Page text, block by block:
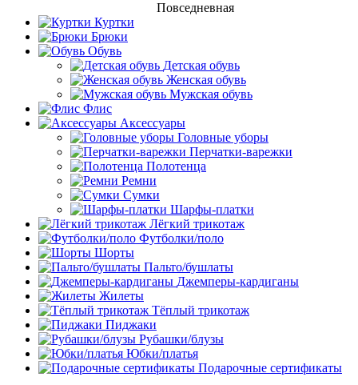
Повседневная
Куртки
Брюки
Обувь
Детская обувь
Женская обувь
Мужская обувь
Флис
Аксессуары
Головные уборы
Перчатки-варежки
Полотенца
Ремни
Сумки
Шарфы-платки
Лёгкий трикотаж
Футболки/поло
Шорты
Пальто/бушлаты
Джемперы-кардиганы
Жилеты
Тёплый трикотаж
Пиджаки
Рубашки/блузы
Юбки/платья
Подарочные сертификаты